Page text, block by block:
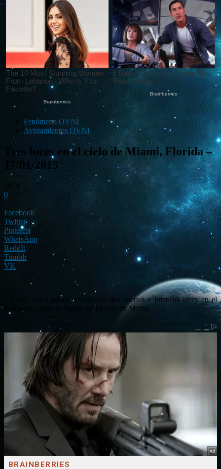
Fenómeno OVNI
Avistamientos OVNI
Tres luces en el cielo de Miami, Florida –
17/01/2013
0
Facebook
Twitter
Pinterest
WhatsApp
ReddIt
Tumblr
VK
En este vídeo puede observarse tres fuertes e intensas luces en el
horizonte, sobre la ciudad de Florida en Miami.